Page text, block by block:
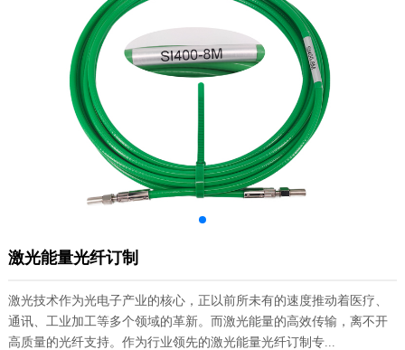
激光能量光纤订制
激光技术作为光电子产业的核心，正以前所未有的速度推动着医疗、
通讯、工业加工等多个领域的革新。而激光能量的高效传输，离不开
高质量的光纤支持。作为行业领先的激光能量光纤订制专...